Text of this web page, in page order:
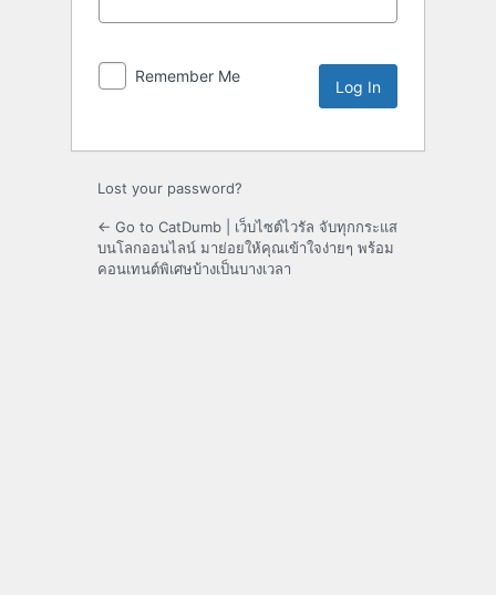
Remember Me
Lost your password?
← Go to CatDumb | เว็บไซต์ไวรัล จับทุกกระแส
บนโลกออนไลน์ มาย่อยให้คุณเข้าใจง่ายๆ พร้อม
คอนเทนต์พิเศษบ้างเป็นบางเวลา